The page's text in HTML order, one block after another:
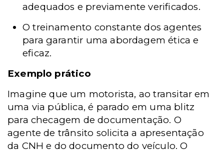
adequados e previamente verificados.
O treinamento constante dos agentes
para garantir uma abordagem ética e
eficaz.
Exemplo prático
Imagine que um motorista, ao transitar em
uma via pública, é parado em uma blitz
para checagem de documentação. O
agente de trânsito solicita a apresentação
da CNH e do documento do veículo. O